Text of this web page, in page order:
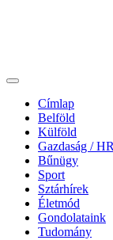
Címlap
Belföld
Külföld
Gazdaság / HR
Bűnügy
Sport
Sztárhírek
Életmód
Gondolataink
Tudomány